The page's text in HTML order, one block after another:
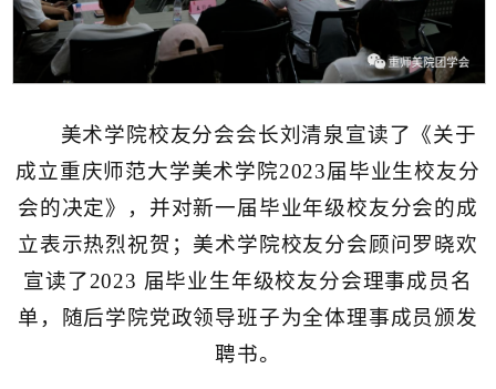
美术学院校友分会会长刘清泉宣读了《关于
成立重庆师范大学美术学院2023届毕业生校友分
会的决定》，并对新一届毕业年级校友分会的成
立表示热烈祝贺；美术学院校友分会顾问罗晓欢
宣读了2023 届毕业生年级校友分会理事成员名
单，随后学院党政领导班子为全体理事成员颁发
聘书。